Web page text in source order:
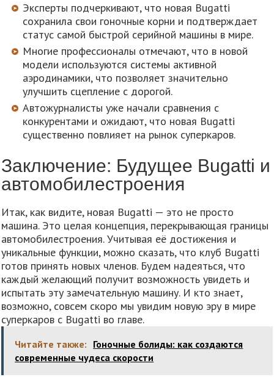
Эксперты подчеркивают, что новая Bugatti
сохранила свои гоночные корни и подтверждает
статус самой быстрой серийной машины в мире.
Многие профессионалы отмечают, что в новой
модели используются системы активной
аэродинамики, что позволяет значительно
улучшить сцепление с дорогой.
Автожурналисты уже начали сравнения с
конкурентами и ожидают, что новая Bugatti
существенно повлияет на рынок суперкаров.
Заключение: Будущее Bugatti и
автомобилестроения
Итак, как видите, новая Bugatti — это не просто
машина. Это целая концепция, перекрывающая границы
автомобилестроения. Учитывая её достижения и
уникальные функции, можно сказать, что клуб Bugatti
готов принять новых членов. Будем надеяться, что
каждый желающий получит возможность увидеть и
испытать эту замечательную машину. И кто знает,
возможно, совсем скоро мы увидим новую эру в мире
суперкаров с Bugatti во главе.
Читайте также: Гоночные болиды: как создаются
современные чудеса скорости